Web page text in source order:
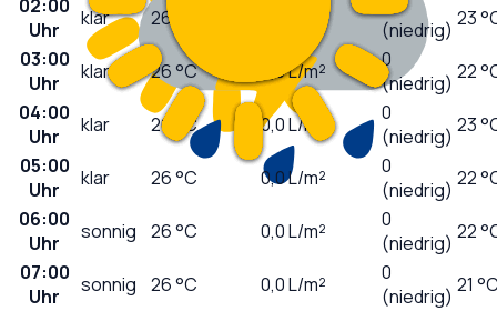
02:00
Uhr
klar 26
(niedrig) 23
03:00
Uhr
klar 26°C 0,0L/m²
0
(niedrig) 22
04:00
Uhr
klar 26 °C 0,0L/m²
0
(niedrig) 23
05:00
Uhr
klar 26°C 0,0L/m²
0
(niedrig) 22
06:00
Uhr
sonnig 26°C 0,0L/m²
0
(niedrig) 22
07:00
Uhr
sonnig 26°C 0,0L/m²
0
(niedrig) 21